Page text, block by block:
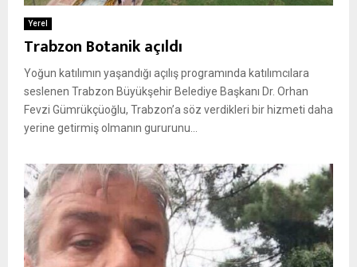
Yerel
Trabzon Botanik açıldı
Yoğun katılımın yaşandığı açılış programında katılımcılara
seslenen Trabzon Büyükşehir Belediye Başkanı Dr. Orhan
Fevzi Gümrükçüoğlu, Trabzon’a söz verdikleri bir hizmeti daha
yerine getirmiş olmanın gururunu...